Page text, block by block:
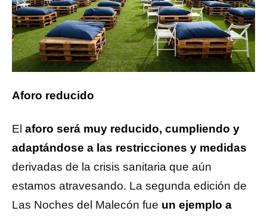
Aforo reducido
El aforo será muy reducido, cumpliendo y
adaptándose a las restricciones y medidas
derivadas de la crisis sanitaria que aún
estamos atravesando. La segunda edición de
Las Noches del Malecón fue un ejemplo a